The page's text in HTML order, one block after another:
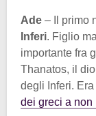
Ade – Il primo
Inferi. Figlio
importante fra
Thanatos, il
degli Inferi. Era
dei greci a non